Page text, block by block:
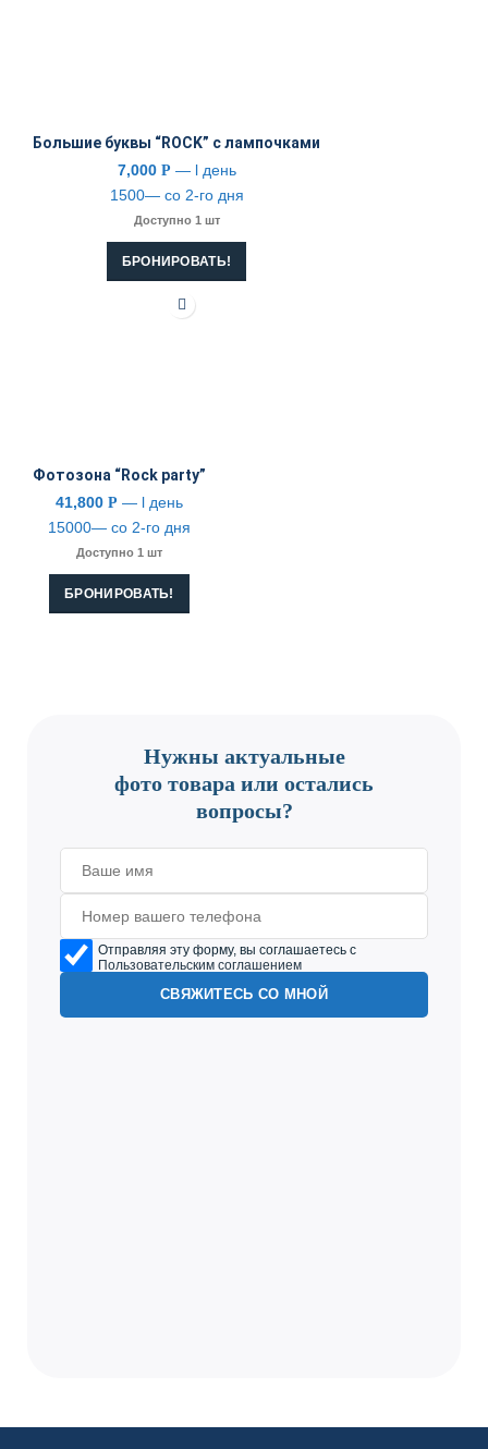
Большие буквы “ROCK” с лампочками
7,000 Р — l день
1500— со 2-го дня
Доступно 1 шт
БРОНИРОВАТЬ!
Фотозона “Rock party”
41,800 Р — l день
15000— со 2-го дня
Доступно 1 шт
БРОНИРОВАТЬ!
Нужны актуальные
фото товара или остались
вопросы?
Отправляя эту форму, вы соглашаетесь с
Пользовательским соглашением